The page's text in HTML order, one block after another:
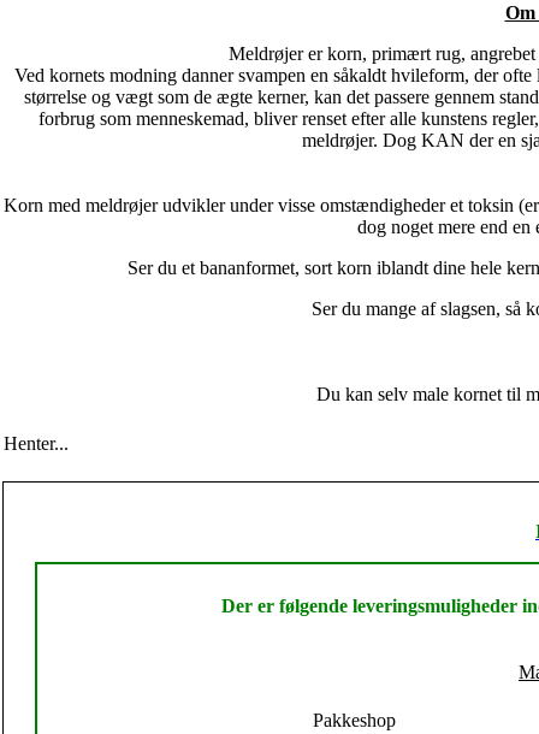
Meldrøjer er korn, primært rug, angrebet
Ved kornets modning danner svampen en såkaldt hvileform, der
størrelse og vægt som de ægte kerner, kan det passere gennem
forbrug som menneskemad, bliver renset efter alle kunstens
meldrøjer. Dog KAN der en
Korn med meldrøjer udvikler under visse omstændigheder et toksin
dog noget mere end
Ser du et bananformet, sort korn iblandt dine hele
Ser du mange af slagsen, så
Du kan selv male kornet til
Henter...
Der er følgende leveringsmuligheder
Pakkeshop